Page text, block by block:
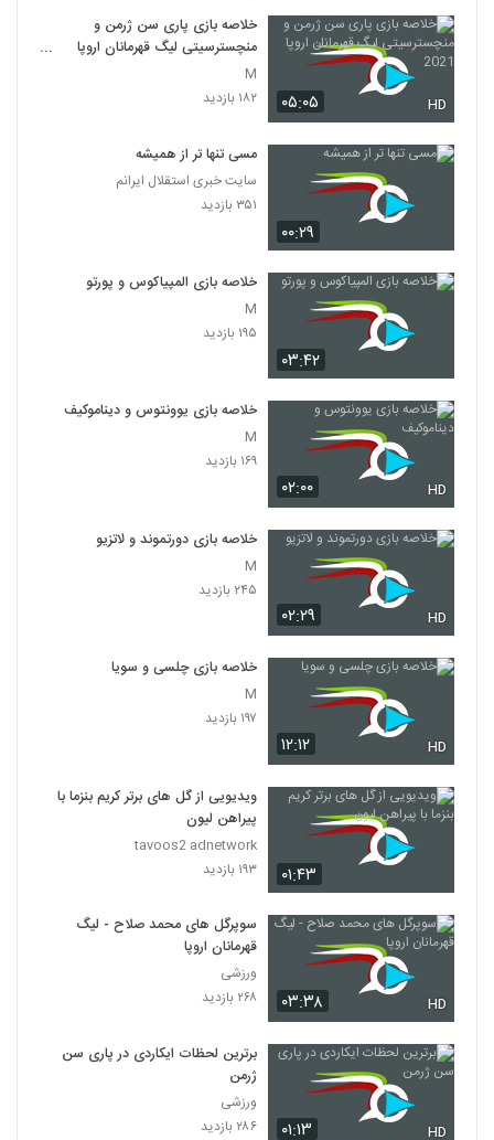
۰۵:۰۵ HD
خلاصه بازی پاری سن ژرمن و
منچسترسیتی لیگ قهرمانان اروپا
2021
M
۱۸۲ بازدید
۰۰:۲۹
مسی تنها تر از همیشه
سایت خبری استقلال ایرانم
۳۵۱ بازدید
۰۳:۴۲
خلاصه بازی المپیاکوس و پورتو
M
۱۹۵ بازدید
۰۲:۰۰ HD
خلاصه بازی یوونتوس و دیناموکیف
M
۱۶۹ بازدید
۰۲:۲۹ HD
خلاصه بازی دورتموند و لاتزیو
M
۲۴۵ بازدید
۱۲:۱۲ HD
خلاصه بازی چلسی و سویا
M
۱۹۷ بازدید
۰۱:۴۳
ویدیویی از گل های برتر کریم بنزما با
پیراهن لیون
tavoos2 adnetwork
۱۹۳ بازدید
۰۳:۳۸ HD
سوپرگل های محمد صلاح - لیگ
قهرمانان اروپا
ورزشی
۲۶۸ بازدید
۰۱:۱۳ HD
برترین لحظات ایکاردی در پاری سن
ژرمن
ورزشی
۲۸۶ بازدید